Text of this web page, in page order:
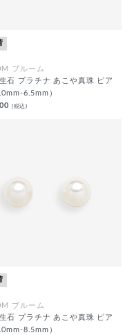
ブルーム
石 プラチナ あこや真珠 ピア
6.5mm）
(税込)
ブルーム
石 プラチナ あこや真珠 ピア
8.5mm）